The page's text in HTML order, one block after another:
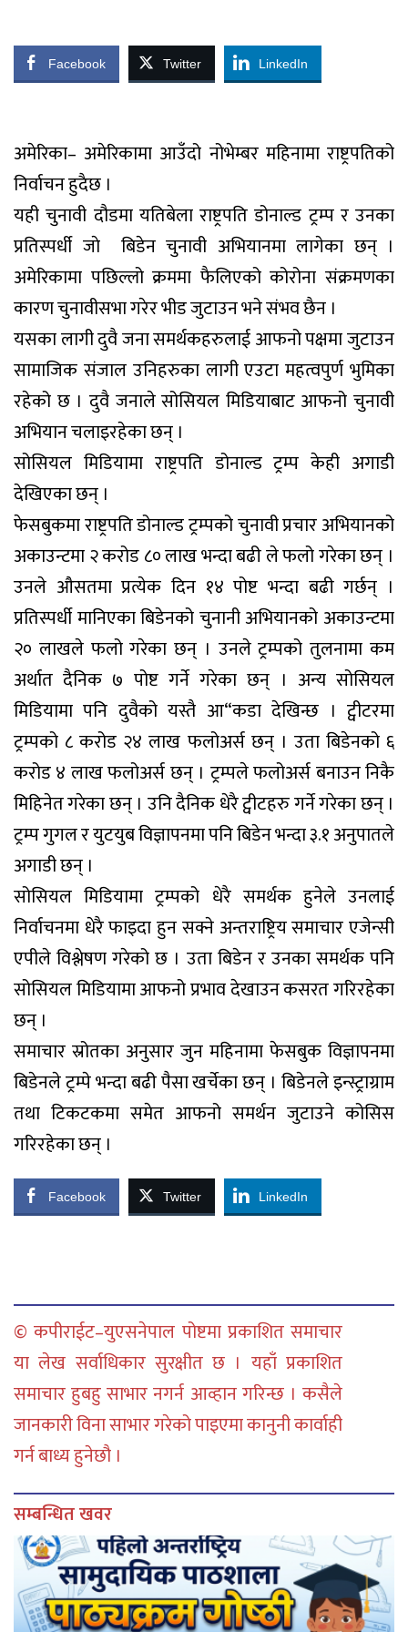
Facebook Twitter LinkedIn
अमेरिका– अमेरिकामा आउँदो नोभेम्बर महिनामा राष्ट्रपतिको
निर्वाचन हुदैछ ।
यही चुनावी दौडमा यतिबेला राष्ट्रपति डोनाल्ड ट्रम्प र उनका
प्रतिस्पर्धी जाे बिडेन चुनावी अभियानमा लागेका छन् ।
अमेरिकामा पछिल्लो क्रममा फैलिएको कोरोना संक्रमणका
कारण चुनावीसभा गरेर भीड जुटाउन भने संभव छैन ।
यसका लागी दुवै जना समर्थकहरुलाई आफनो पक्षमा जुटाउन
सामाजिक संजाल उनिहरुका लागी एउटा महत्वपुर्ण भुमिका
रहेको छ । दुवै जनाले सोसियल मिडियाबाट आफनो चुनावी
अभियान चलाइरहेका छन् ।
सोसियल मिडियामा राष्ट्रपति डोनाल्ड ट्रम्प केही अगाडी
देखिएका छन् ।
फेसबुकमा राष्ट्रपति डोनाल्ड ट्रम्पको चुनावी प्रचार अभियानको
अकाउन्टमा २ करोड ८० लाख भन्दा बढी ले फलो गरेका छन् ।
उनले औसतमा प्रत्येक दिन १४ पोष्ट भन्दा बढी गर्छन् ।
प्रतिस्पर्धी मानिएका बिडेनको चुनानी अभियानको अकाउन्टमा
२० लाखले फलो गरेका छन् । उनले ट्रम्पको तुलनामा कम
अर्थात दैनिक ७ पोष्ट गर्ने गरेका छन् । अन्य सोसियल
मिडियामा पनि दुवैको यस्तै आ“कडा देखिन्छ । ट्वीटरमा
ट्रम्पको ८ करोड २४ लाख फलोअर्स छन् । उता बिडेनको ६
करोड ४ लाख फलोअर्स छन् । ट्रम्पले फलोअर्स बनाउन निकै
मिहिनेत गरेका छन् । उनि दैनिक धेरै ट्वीटहरु गर्ने गरेका छन् ।
ट्रम्प गुगल र युटयुब विज्ञापनमा पनि बिडेन भन्दा ३.१ अनुपातले
अगाडी छन् ।
सोसियल मिडियामा ट्रम्पको धेरै समर्थक हुनेले उनलाई
निर्वाचनमा धेरै फाइदा हुन सक्ने अन्तराष्ट्रिय समाचार एजेन्सी
एपीले विश्लेषण गरेको छ । उता बिडेन र उनका समर्थक पनि
सोसियल मिडियामा आफनो प्रभाव देखाउन कसरत गरिरहेका
छन् ।
समाचार स्रोतका अनुसार जुन महिनामा फेसबुक विज्ञापनमा
बिडेनले ट्रम्पे भन्दा बढी पैसा खर्चेका छन् । बिडेनले इन्स्ट्राग्राम
तथा टिकटकमा समेत आफनो समर्थन जुटाउने कोसिस
गरिरहेका छन् ।
Facebook Twitter LinkedIn
© कपीराईट–युएसनेपाल पोष्टमा प्रकाशित समाचार
या लेख सर्वाधिकार सुरक्षीत छ । यहाँ प्रकाशित
समाचार हुबहु साभार नगर्न आव्हान गरिन्छ । कसैले
जानकारी विना साभार गरेको पाइएमा कानुनी कार्वाही
गर्न बाध्य हुनेछौ ।
सम्बन्धित खवर